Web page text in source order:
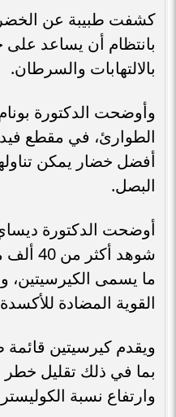
كشفت طبيبة عن
بانتظام أن يساعد
بالالتهابات والسرطان.
وأوضحت الدكتورة
الطوارئ، في مقطع
أفضل خضار يمكن
البصل.
أوضحت الدكتورة
شوهد
ما يسمى الكيرسيتين،
القوية المضادة
ويقدم كيرسيتين قائمة
بما في ذلك تقليل خطر
وارتفاع نسبة